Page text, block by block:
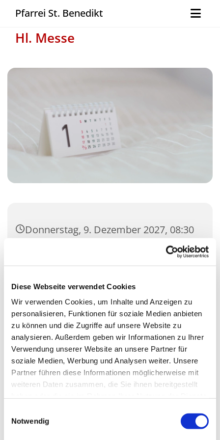
Diese Webseite verwendet Cookies
Wir verwenden Cookies, um Inhalte und Anzeigen zu
personalisieren, Funktionen für soziale Medien anbieten
zu können und die Zugriffe auf unsere Website zu
analysieren. Außerdem geben wir Informationen zu Ihrer
Verwendung unserer Website an unsere Partner für
soziale Medien, Werbung und Analysen weiter. Unsere
Partner führen diese Informationen möglicherweise mit
weiteren Daten zusammen, die Sie ihnen bereitgestellt
Notwendig
Pfarrei St. Benedikt
Hl. Messe
Donnerstag, 9. Dezember 2027, 08:30
Damm 39, 15827 Blankenfelde-
Mahlow